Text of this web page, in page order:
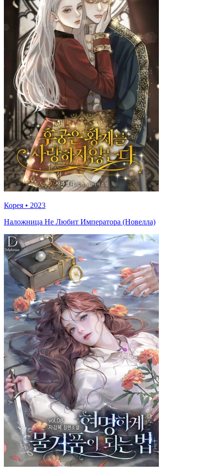
Корея • 2023
Наложница Не Любит Императора (Новелла)